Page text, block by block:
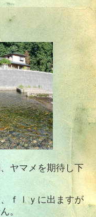
ヤマメを期待し下
ｆｌｙに出ますが
。